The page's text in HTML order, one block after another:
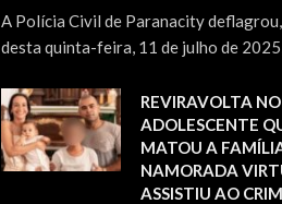
A Polícia Civil de Paranacity deflagrou,
desta quinta-feira, 11 de julho de
REVIRAVOLTA
ADOLESCENTE
MATOU A
NAMORADA
ASSISTIU AO